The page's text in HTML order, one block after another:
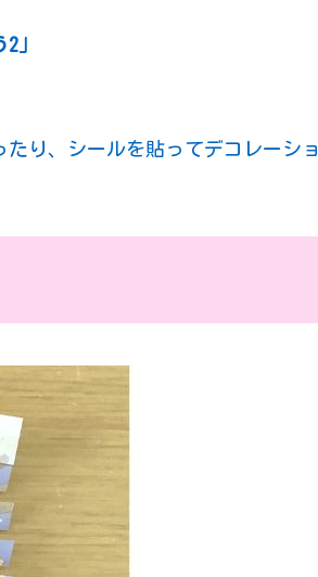
」
り、シールを貼ってデコレーショ